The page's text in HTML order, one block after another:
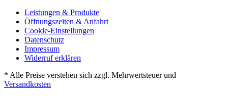
Leistungen & Produkte
Öffnungszeiten & Anfahrt
Cookie-Einstellungen
Datenschutz
Impressum
Widerruf erklären
* Alle Preise verstehen sich zzgl. Mehrwertsteuer und
Versandkosten